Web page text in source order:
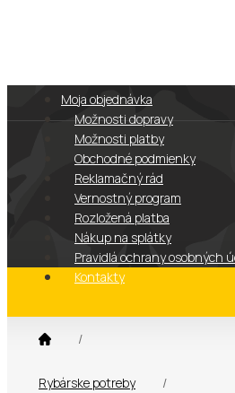
Moja objednávka
Možnosti dopravy
Možnosti platby
Obchodné podmienky
Reklamačný rád
Vernostný program
Rozložená platba
Nákup na splátky
Pravidlá ochrany osobných
Kontakty
/
Rybárske potreby /